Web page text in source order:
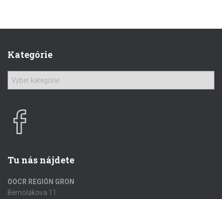
Kategórie
Tu nás nájdete
OOCR REGIÓN GRON
Bernolákova 11